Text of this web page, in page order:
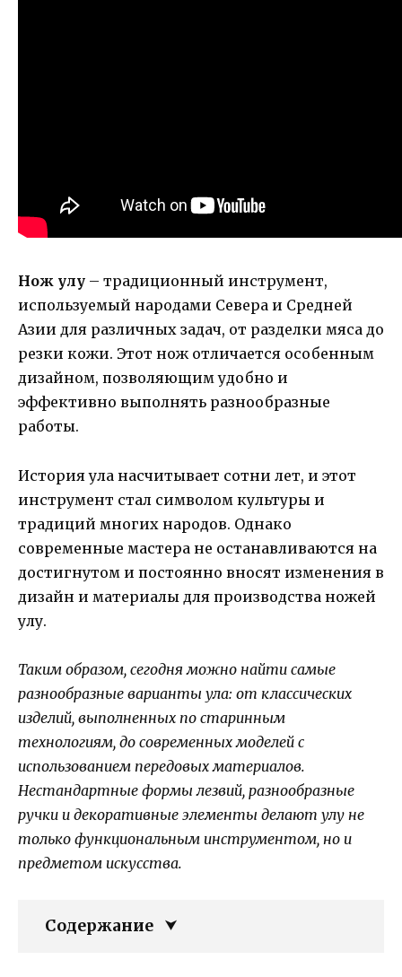
Нож улу – традиционный инструмент,
используемый народами Севера и Средней
Азии для различных задач, от разделки мяса до
резки кожи. Этот нож отличается особенным
дизайном, позволяющим удобно и
эффективно выполнять разнообразные
работы.
История ула насчитывает сотни лет, и этот
инструмент стал символом культуры и
традиций многих народов. Однако
современные мастера не останавливаются на
достигнутом и постоянно вносят изменения в
дизайн и материалы для производства ножей
улу.
Таким образом, сегодня можно найти самые
разнообразные варианты ула: от классических
изделий, выполненных по старинным
технологиям, до современных моделей с
использованием передовых материалов.
Нестандартные формы лезвий, разнообразные
ручки и декоративные элементы делают улу не
только функциональным инструментом, но и
предметом искусства.
Содержание